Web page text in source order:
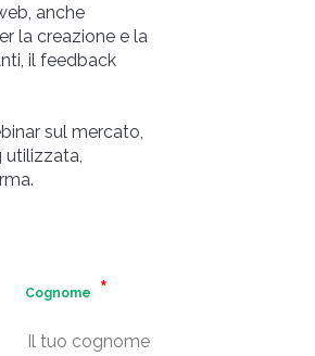
anche
la creazione e la
il feedback
sul mercato,
utilizzata,
Cognome